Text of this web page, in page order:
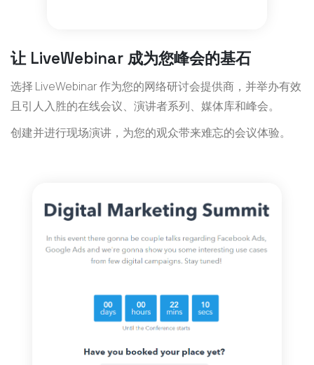
让 LiveWebinar 成为您峰会的基石
选择 LiveWebinar 作为您的网络研讨会提供商，并举办有效
且引人入胜的在线会议、演讲者系列、媒体库和峰会。
创建并进行现场演讲，为您的观众带来难忘的会议体验。